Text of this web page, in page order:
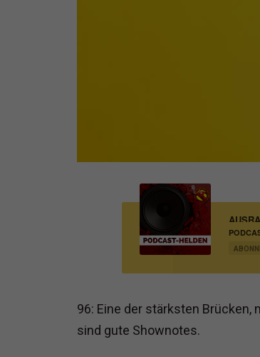
SO ERSTELLST DU
96: Eine der stärksten Brücken,
sind gute Shownotes.